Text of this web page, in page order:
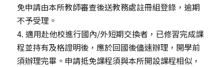
免申請由本所教師審查後送教務處註冊組登錄，逾期
不予受理。
4. 適用赴他校進行國內/外短期交換者，已修習完成課
程並持有及格證明後，應於回國後儘速辦理，開學前
須辦理完畢。申請抵免課程須與本所開設課程相似，